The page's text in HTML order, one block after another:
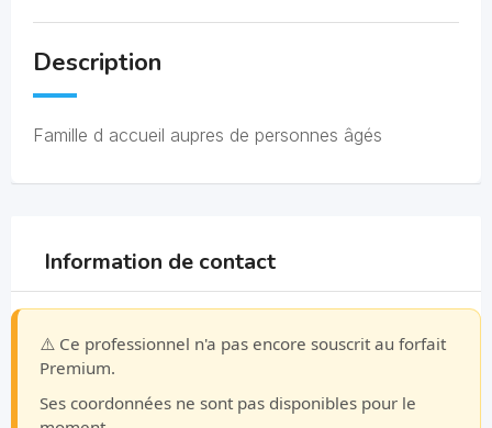
Description
Famille d accueil aupres de personnes âgés
Information de contact
⚠️ Ce professionnel n'a pas encore souscrit au forfait
Premium.
Ses coordonnées ne sont pas disponibles pour le